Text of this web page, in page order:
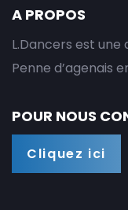
A PROPOS
L.Dancers est une
Penne d’agenais
POUR NOUS
Cliquez ici